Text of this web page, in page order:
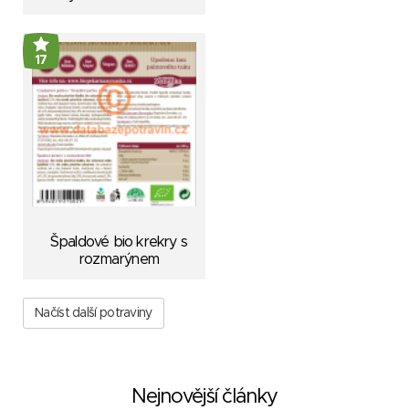
17
Špaldové bio krekry s
rozmarýnem
Načíst další potraviny
Nejnovější články